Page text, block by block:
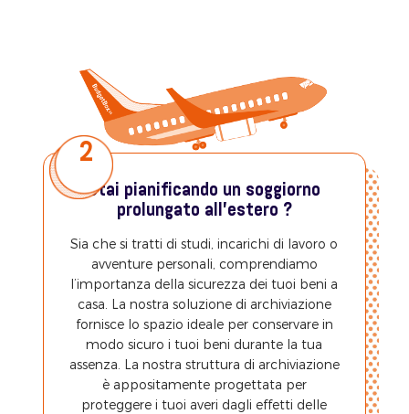
2
Stai pianificando un soggiorno
prolungato all’estero ?
Sia che si tratti di studi, incarichi di lavoro o
avventure personali, comprendiamo
l’importanza della sicurezza dei tuoi beni a
casa. La nostra soluzione di archiviazione
fornisce lo spazio ideale per conservare in
modo sicuro i tuoi beni durante la tua
assenza. La nostra struttura di archiviazione
è appositamente progettata per
proteggere i tuoi averi dagli effetti delle